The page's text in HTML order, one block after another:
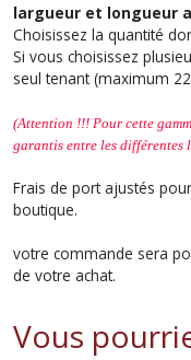
largueur et longueur
Choisissez la quantité
Si vous choisissez
seul tenant (maximum
(Attention !!! Pour cette
garantis entre les différentes
Frais de port ajustés
boutique.
votre commande sera
de votre achat.
Vous